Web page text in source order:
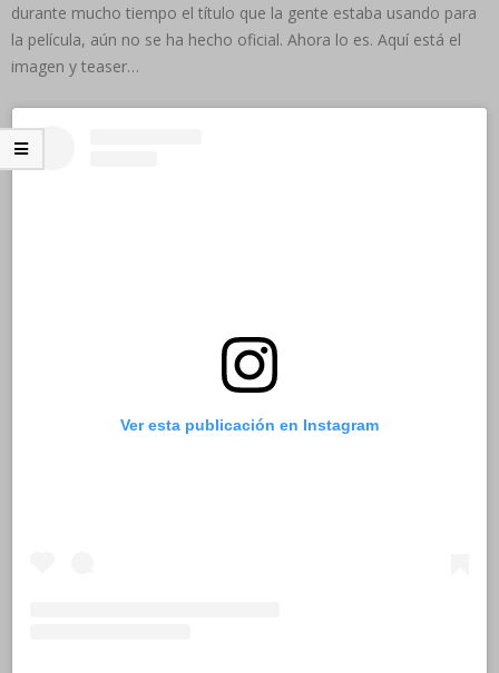
durante mucho tiempo el título que la gente estaba usando para
la película, aún no se ha hecho oficial. Ahora lo es. Aquí está el
imagen y teaser…
Ver esta publicación en Instagram